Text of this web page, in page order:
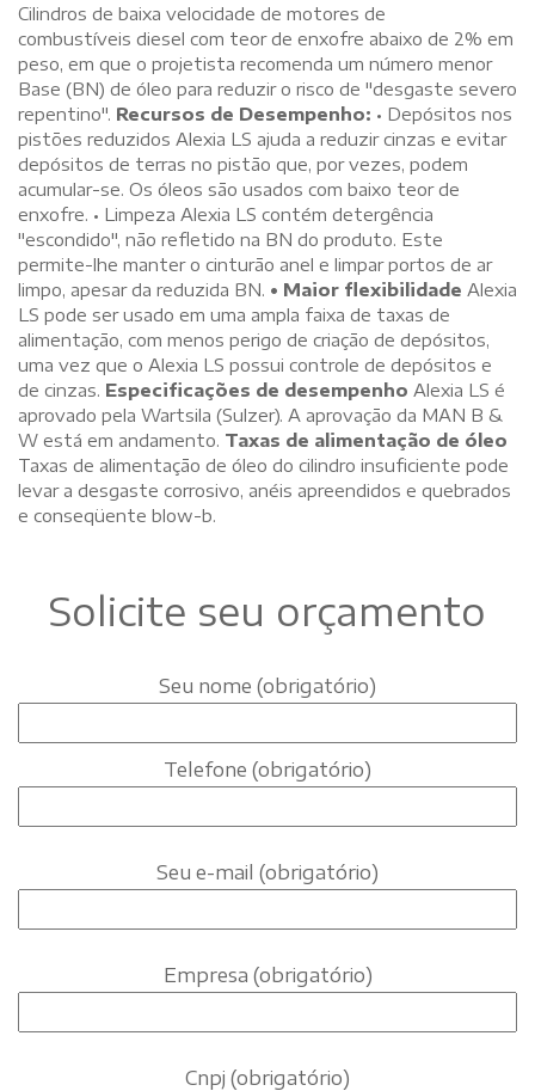
Cilindros de baixa velocidade de motores de
combustíveis diesel com teor de enxofre abaixo de 2% em
peso, em que o projetista recomenda um número menor
Base (BN) de óleo para reduzir o risco de "desgaste severo
repentino". Recursos de Desempenho: • Depósitos nos
pistões reduzidos Alexia LS ajuda a reduzir cinzas e evitar
depósitos de terras no pistão que, por vezes, podem
acumular-se. Os óleos são usados ​​com baixo teor de
enxofre. • Limpeza Alexia LS contém detergência
"escondido", não refletido na BN do produto. Este
permite-lhe manter o cinturão anel e limpar portos de ar
limpo, apesar da reduzida BN. • Maior flexibilidade Alexia
LS pode ser usado em uma ampla faixa de taxas de
alimentação, com menos perigo de criação de depósitos,
uma vez que o Alexia LS possui controle de depósitos e
de cinzas. Especificações de desempenho Alexia LS é
aprovado pela Wartsila (Sulzer). A aprovação da MAN B &
W está em andamento. Taxas de alimentação de óleo
Taxas de alimentação de óleo do cilindro insuficiente pode
levar a desgaste corrosivo, anéis apreendidos e quebrados
e conseqüente blow-b.
Solicite seu orçamento
Seu nome (obrigatório)
Telefone (obrigatório)
Seu e-mail (obrigatório)
Empresa (obrigatório)
Cnpj (obrigatório)